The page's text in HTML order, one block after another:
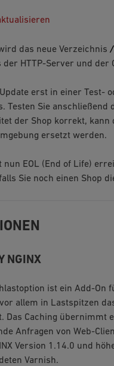
das neue Verzeichnis
HTTP-Server und
erst in einer Test-
Testen Sie
der Shop korrekt,
ersetzt werden.
nun EOL (End of Life)
Sie noch einen Shop
NGINX
ist ein Add-
allem in Lastspitzen
Das Caching übernimmt
Anfragen von Web-
Version 1.14.0 und
Varnish.